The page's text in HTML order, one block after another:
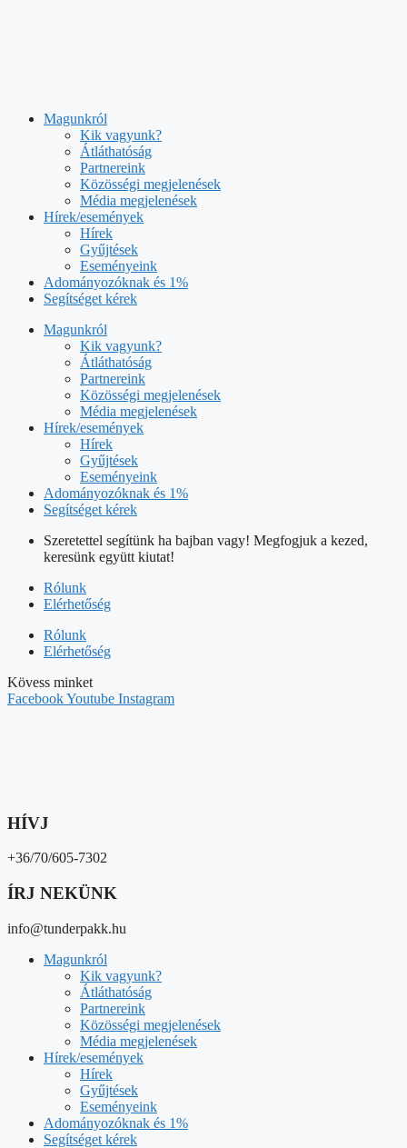
Magunkról
Kik vagyunk?
Átláthatóság
Partnereink
Közösségi megjelenések
Média megjelenések
Hírek/események
Hírek
Gyűjtések
Eseményeink
Adományozóknak és 1%
Segítséget kérek
Magunkról
Kik vagyunk?
Átláthatóság
Partnereink
Közösségi megjelenések
Média megjelenések
Hírek/események
Hírek
Gyűjtések
Eseményeink
Adományozóknak és 1%
Segítséget kérek
Szeretettel segítünk ha bajban vagy! Megfogjuk a kezed,
keresünk együtt kiutat!
Rólunk
Elérhetőség
Rólunk
Elérhetőség
Kövess minket
FacebookYoutube Instagram
HÍVJ
+36/70/605-7302
ÍRJ NEKÜNK
info@tunderpakk.hu
Magunkról
Kik vagyunk?
Átláthatóság
Partnereink
Közösségi megjelenések
Média megjelenések
Hírek/események
Hírek
Gyűjtések
Eseményeink
Adományozóknak és 1%
Segítséget kérek